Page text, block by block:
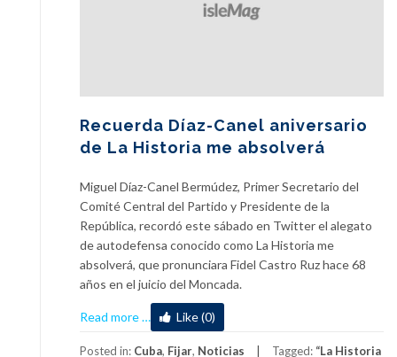
Recuerda Díaz-Canel aniversario
de La Historia me absolverá
Miguel Díaz-Canel Bermúdez, Primer Secretario del
Comité Central del Partido y Presidente de la
República, recordó este sábado en Twitter el alegato
de autodefensa conocido como La Historia me
absolverá, que pronunciara Fidel Castro Ruz hace 68
años en el juicio del Moncada.
Read more
about
Recuerda
Díaz-
… Like (0)
Posted in: Cuba, Fijar, Noticias Tagged: “La Historia